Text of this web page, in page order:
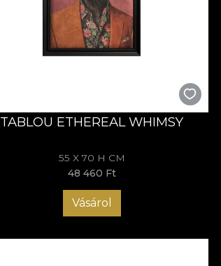
și lasă arta să-ți zâmbească
TABLOU ETHEREAL WHIMSY
55 X 70 H CM
48 460 Ft
Vásárol